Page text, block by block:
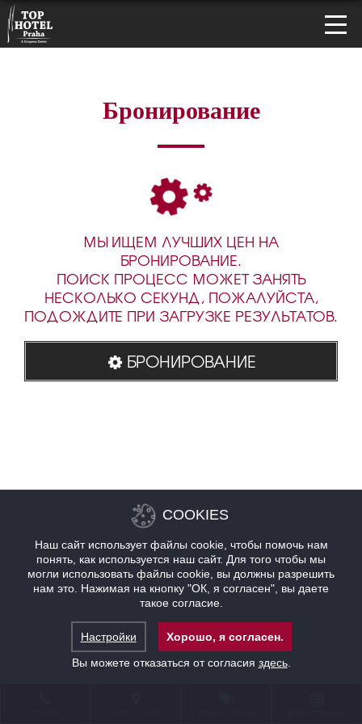
Бронирование
МЫ ИЩЕМ ЛУЧШИХ ЦЕН НА
БРОНИРОВАНИЕ.
ПОИСК ПРОЦЕСС МОЖЕТ ЗАНЯТЬ
НЕСКОЛЬКО СЕКУНД, ПОЖАЛУЙСТА,
ПОДОЖДИТЕ ПРИ ЗАГРУЗКЕ РЕЗУЛЬТАТОВ.
БРОНИРОВАНИЕ
COOKIES
Наш сайт использует файлы cookie, чтобы помочь нам
понять, как используется наш сайт. Для того чтобы мы
могли использовать файлы cookie, вы должны разрешить
нам это. Нажимая на кнопку "ОК, я согласен", вы даете
такое согласие.
Настройки
Хорошо, я согласен.
Вы можете отказаться от согласия здесь.